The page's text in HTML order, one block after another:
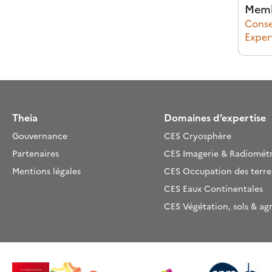
Theia
Gouvernance
Partenaires
Mentions légales
Domaines d’expertise
CES Cryosphère
CES Imagerie &
CES Occupation des
CES Eaux Continentales
CES Végétation, sols &